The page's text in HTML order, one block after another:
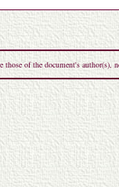
those of the document's